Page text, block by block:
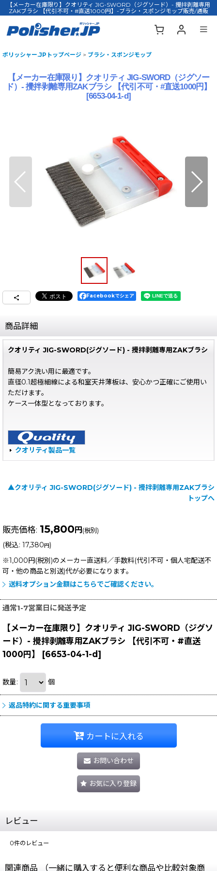
【メーカー在庫限り】クオリティ JIG-SWORD（ジグソード）- 攪拌剥離専用
ZAKブラシ 【代引不可・#直送1000円】-ブラシ・スポンジモップ販売/通販
ポリッシャー.JPトップページ > ブラシ・スポンジモップ
【メーカー在庫限り】クオリティ JIG-SWORD（ジグソー
ド）- 攪拌剥離専用ZAKブラシ 【代引不可・#直送1000円】
[6653-04-1-d]
Facebookでシェア
商品詳細
クオリティ JIG-SWORD(ジグソード) - 攪拌剥離専用ZAKブラシ
簡易アク洗い用に最適です。
直径0.1超極細線による和室天井薄板は、安心かつ正確にご使用い
ただけます。
ケース一体型となっております。
クオリティ製品一覧
▲クオリティ JIG-SWORD(ジグソード) - 攪拌剥離専用ZAKブラシ
トップへ
販売価格: 15,800 円 (税別)
(税込: 17,380円)
※1,000円(税別)のメーカー直送料／手数料(代引不可・個人宅配送不
可・他の商品と別送)代が必要になります。
送料オプション金額はこちらでご確認ください。
通常1-7営業日に発送予定
【メーカー在庫限り】クオリティ JIG-SWORD（ジグソ
ード）- 攪拌剥離専用ZAKブラシ 【代引不可・#直送
1000円】
[6653-04-1-d]
数量: 個
返品特約に関する重要事項
カートに入れる
お問い合わせ
お気に入り登録
レビュー
0件のレビュー
関連商品 （一緒に購入すると便利な商品や比較対象商